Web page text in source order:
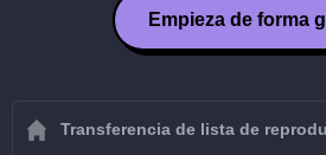
Empieza de forma
Transferencia de lista de